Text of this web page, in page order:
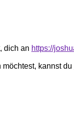
dich an https://
kannst du